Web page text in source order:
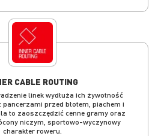
CABLE ROUTING
linek wydłuża ich żywotność
przed błotem, piachem i
to zaoszczędzić cenne gramy oraz
niczym, sportowo-wyczynowy
charakter roweru.